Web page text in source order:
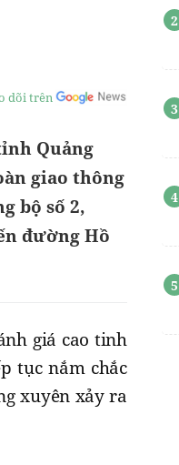
dõi trên
Quảng
giao thông
bộ số 2,
đường Hồ
giá cao tinh
tục nắm chắc
xuyên xảy ra